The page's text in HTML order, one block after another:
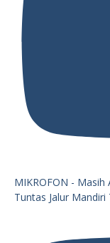
MIKROFON - Masih
Tuntas Jalur Mandiri